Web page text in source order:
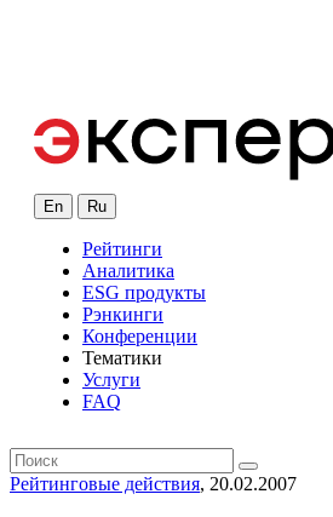
En Ru
Рейтинги
Аналитика
ESG продукты
Рэнкинги
Конференции
Тематики
Услуги
FAQ
Рейтинговые действия, 20.02.2007